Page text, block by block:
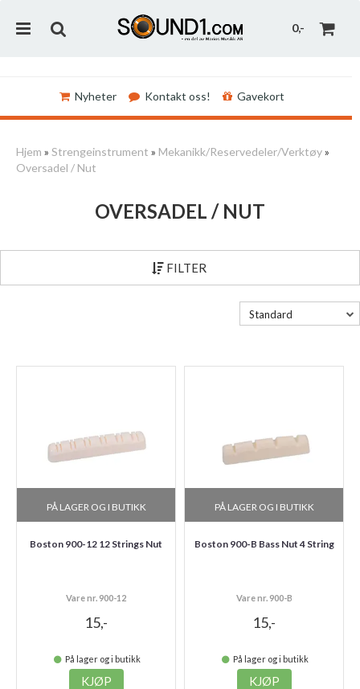
0,-
Nyheter Kontakt oss! Gavekort
Hjem » Strengeinstrument » Mekanikk/Reservedeler/Verktøy»
Oversadel / Nut
OVERSADEL / NUT
FILTER
Standard
PÅ LAGER OG I BUTIKK
Boston 900-12 12 Strings Nut
Vare nr. 900-12
15,-
På lager og i butikk
KJØP
PÅ LAGER OG I BUTIKK
Boston 900-B Bass Nut 4 String
Vare nr. 900-B
15,-
På lager og i butikk
KJØP